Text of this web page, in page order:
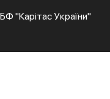
"Карітас України"